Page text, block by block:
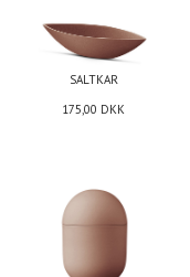
SALTKAR
175,00 DKK